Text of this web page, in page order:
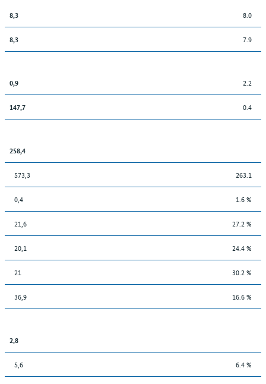
8,3 8.0
8,3 7.9
0,9 2.2
147,7 0.4
258,4
573,3 263.1
0,4 1.6 %
21,6 27.2 %
20,1 24.4 %
21 30.2 %
36,9 16.6 %
2,8
5,6 6.4 %